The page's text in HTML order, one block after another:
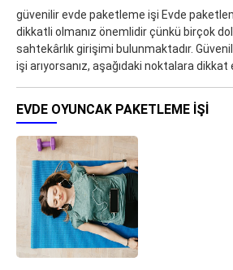
güvenilir evde paketleme işi Evde
dikkatli olmanız önemlidir çünkü birçok
sahtekârlık girişimi bulunmaktadır.
işi arıyorsanız, aşağıdaki noktalara
EVDE OYUNCAK PAKETLEME IŞI